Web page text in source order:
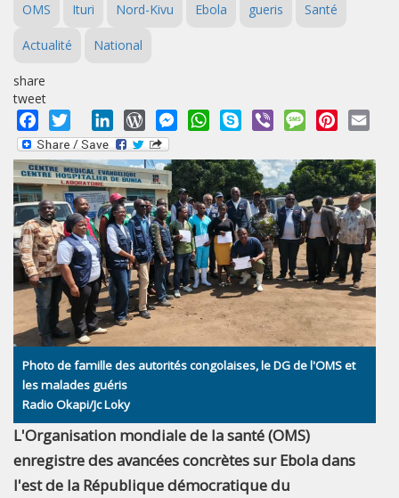
OMS Ituri Nord-Kivu Ebola gueris Santé
Actualité National
share
tweet
Facebook
Twitter LinkedInWordPressMessengerWhatsApp
Skype Viber MessagePinterest
Photo de famille des autorités congolaises, le DG de l'OMS et
les malades guéris
Radio Okapi/Jc Loky
L'Organisation mondiale de la santé (OMS)
enregistre des avancées concrètes sur Ebola dans
l'est de la République démocratique du